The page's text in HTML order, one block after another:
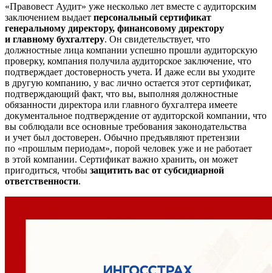
«Правовест Аудит» уже несколько лет вместе с аудиторским
заключением выдает персональный сертификат
генеральному директору, финансовому директору
и главному бухгалтеру. Он свидетельствует, что
должностные лица компании успешно прошли аудиторскую
проверку, компания получила аудиторское заключение, что
подтверждает достоверность учета. И даже если вы уходите
в другую компанию, у вас лично остается этот сертификат,
подтверждающий факт, что вы, выполняя должностные
обязанности директора или главного бухгалтера имеете
документальное подтверждение от аудиторской компании, что
вы соблюдали все основные требования законодательства
и учет был достоверен. Обычно предъявляют претензии
по «прошлым периодам», порой человек уже и не работает
в этой компании. Сертификат важно хранить, он может
пригодиться, чтобы защитить вас от субсидиарной
ответственности.